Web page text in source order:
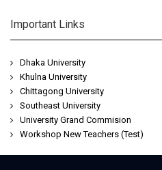
Important Links
Dhaka University
Khulna University
Chittagong University
Southeast University
University Grand Commision
Workshop New Teachers (Test)